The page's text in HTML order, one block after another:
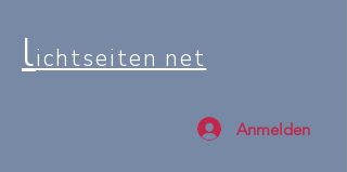
lichtseiten net
Anmelden